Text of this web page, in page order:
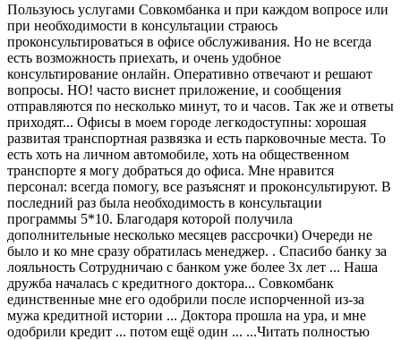
Пользуюсь услугами Совкомбанка и при каждом вопросе или
при необходимости в консультации страюсь
проконсультироваться в офисе обслуживания. Но не всегда
есть возможность приехать, и очень удобное
консультирование онлайн. Оперативно отвечают и решают
вопросы. НО! часто виснет приложение, и сообщения
отправляются по несколько минут, то и часов. Так же и ответы
приходят... Офисы в моем городе легкодоступны: хорошая
развитая транспортная развязка и есть парковочные места. То
есть хоть на личном автомобиле, хоть на общественном
транспорте я могу добраться до офиса. Мне нравится
персонал: всегда помогу, все разъяснят и проконсультируют. В
последний раз была необходимость в консультации
программы 5*10. Благодаря которой получила
дополнительные несколько месяцев рассрочки) Очереди не
было и ко мне сразу обратилась менеджер. . Спасибо банку за
лояльность Сотрудничаю с банком уже более 3х лет ... Наша
дружба началась с кредитного доктора... Совкомбанк
единственные мне его одобрили после испорченной из-за
мужа кредитной истории ... Доктора прошла на ура, и мне
одобрили кредит ... потом ещё один ... ...Читать полностью